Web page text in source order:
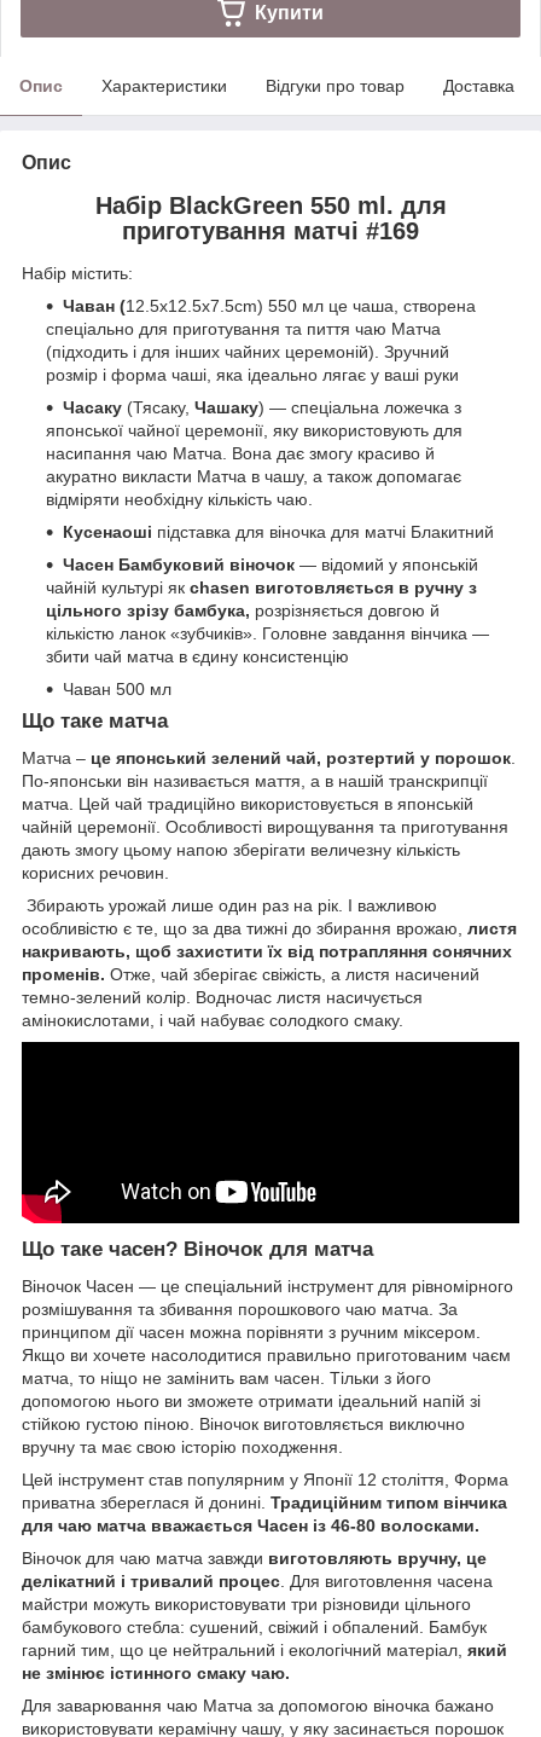
Купити
Опис Характеристики Відгуки про товар Доставка
Опис
Набір BlackGreen 550 ml. для
приготування матчі #169
Набір містить:
Чаван (12.5x12.5x7.5cm) 550 мл це чаша, створена
спеціально для приготування та пиття чаю Матча
(підходить і для інших чайних церемоній). Зручний
розмір і форма чаші, яка ідеально лягає у ваші руки
Часаку (Тясаку, Чашаку) — спеціальна ложечка з
японської чайної церемонії, яку використовують для
насипання чаю Матча. Вона дає змогу красиво й
акуратно викласти Матча в чашу, а також допомагає
відміряти необхідну кількість чаю.
Кусенаоші підставка для віночка для матчі Блакитний
Часен Бамбуковий віночок — відомий у японській
чайній культурі як chasen виготовляється в ручну з
цільного зрізу бамбука, розрізняється довгою й
кількістю ланок «зубчиків». Головне завдання вінчика —
збити чай матча в єдину консистенцію
Чаван 500 мл
Що таке матча
Матча – це японський зелений чай, розтертий у порошок.
По-японськи він називається маття, а в нашій транскрипції
матча. Цей чай традиційно використовується в японській
чайній церемонії. Особливості вирощування та приготування
дають змогу цьому напою зберігати величезну кількість
корисних речовин.
Збирають урожай лише один раз на рік. І важливою
особливістю є те, що за два тижні до збирання врожаю, листя
накривають, щоб захистити їх від потрапляння сонячних
променів. Отже, чай зберігає свіжість, а листя насичений
темно-зелений колір. Водночас листя насичується
амінокислотами, і чай набуває солодкого смаку.
Що таке часен? Віночок для матча
Віночок Часен — це спеціальний інструмент для рівномірного
розмішування та збивання порошкового чаю матча. За
принципом дії часен можна порівняти з ручним міксером.
Якщо ви хочете насолодитися правильно приготованим чаєм
матча, то ніщо не замінить вам часен. Тільки з його
допомогою нього ви зможете отримати ідеальний напій зі
стійкою густою піною. Віночок виготовляється виключно
вручну та має свою історію походження.
Цей інструмент став популярним у Японії 12 століття, Форма
приватна збереглася й донині. Традиційним типом вінчика
для чаю матча вважається Часен із 46-80 волосками.
Віночок для чаю матча завжди виготовляють вручну, це
делікатний і тривалий процес . Для виготовлення часена
майстри можуть використовувати три різновиди цільного
бамбукового стебла: сушений, свіжий і обпалений. Бамбук
гарний тим, що це нейтральний і екологічний матеріал, який
не змінює істинного смаку чаю.
Для заварювання чаю Матча за допомогою віночка бажано
використовувати керамічну чашу, у яку засинається порошок